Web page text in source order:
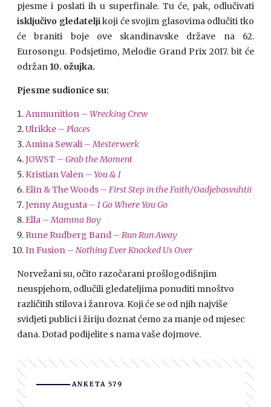
pjesme i poslati ih u superfinale. Tu će, pak, odlučivati
isključivo gledateljikoji će svojim glasovima odlučiti tko
će braniti boje ove skandinavske države na 62.
Eurosongu. Podsjetimo, Melodie Grand Prix 2017. bit će
održan 10. ožujka.
Pjesme sudionice su:
Ammunition – Wrecking Crew
Ulrikke – Places
Amina Sewali –Mesterwerk
JOWST – Grab the Moment
Kristian Valen – You & I
Elin & The Woods – First Step in the Faith/Oadjebasvuhtii
Jenny Augusta – I Go Where You Go
Ella –Mamma Boy
Rune Rudberg Band – Run Run Away
In Fusion – Nothing Ever Knocked Us Over
Norvežani su, očito razočarani prošlogodišnjim
neuspjehom, odlučili gledateljima ponuditi mnoštvo
različitih stilova i žanrova. Koji će se od njih najviše
svidjeti publici i žiriju doznat ćemo za manje od mjesec
dana. Dotad podijelite s nama vaše dojmove.
ANKETA 579